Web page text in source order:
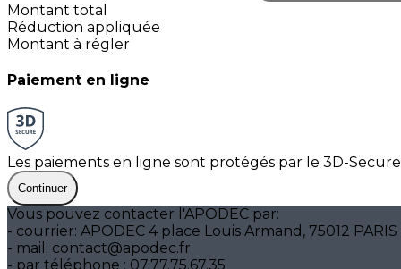
Montant total
Réduction appliquée
Montant à régler
Paiement en ligne
Les paiements en ligne sont protégés par le 3D-
Continuer
Vous pouvez contacter l'APODEC par:
- courrier: APODEC 4 place Louis Armand, 75012 PARIS
- mail: contact@apodec.fr
- par téléphone : 07.77.75.67.35